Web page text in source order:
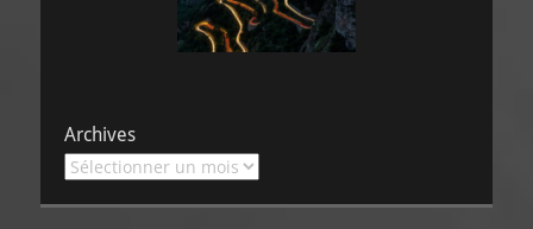
Archives
Archives